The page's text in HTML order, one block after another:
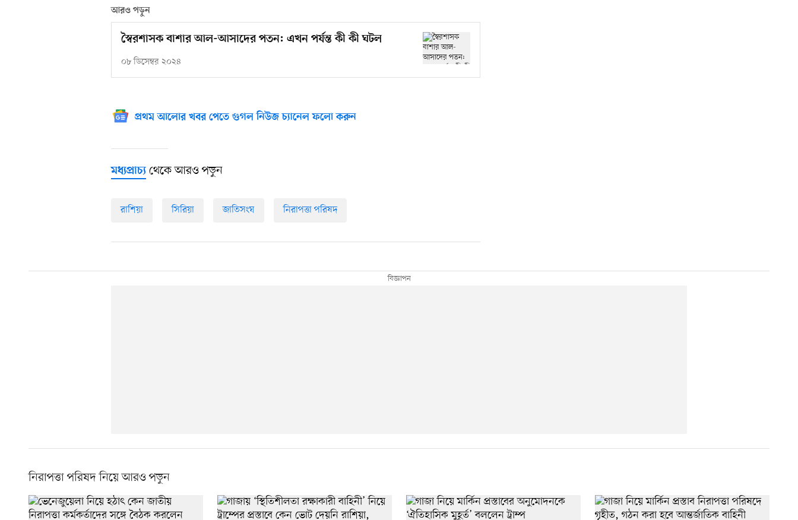
আরও পড়ুন
স্বৈরশাসক বাশার আল-আসাদের পতন: এখন পর্যন্ত কী কী ঘটল
০৮ ডিসেম্বর ২০২৪
প্রথম আলোর খবর পেতে গুগল নিউজ চ্যানেল ফলো করুন
মধ্যপ্রাচ্য থেকে আরও পড়ুন
রাশিয়া সিরিয়া জাতিসংঘ নিরাপত্তা পরিষদ
নিরাপত্তা পরিষদ নিয়ে আরও পড়ুন